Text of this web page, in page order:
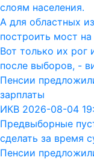
слоям населения.
А для областных
построить мост
Вот только их рог
после выборов, -
Пенсии
зарплаты
ИКВ 2026-08-04
Предвыборные
сделать за время
Пенсии